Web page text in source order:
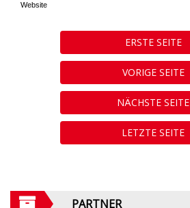
Website
ERSTE SEITE
VORIGE SEITE
NÄCHSTE SEITE
LETZTE SEITE
PARTNER